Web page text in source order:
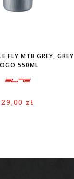
FLY MTB GREY, GREY
550ML
29,00 zł